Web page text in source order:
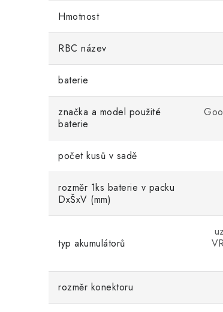
Hmotnost
RBC název
baterie
značka a model použité
baterie
počet kusů v sadě
rozměr 1ks baterie v packu
DxŠxV (mm)
typ akumulátorů
rozměr konektoru